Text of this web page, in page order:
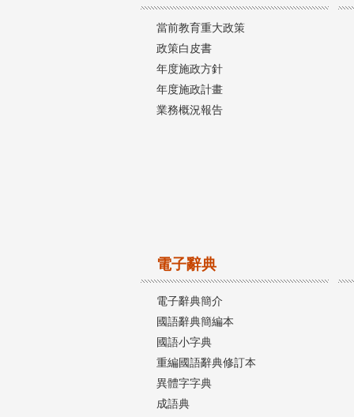
當前教育重大政策
政策白皮書
年度施政方針
年度施政計畫
業務概況報告
電子辭典
電子辭典簡介
國語辭典簡編本
國語小字典
重編國語辭典修訂本
異體字字典
成語典